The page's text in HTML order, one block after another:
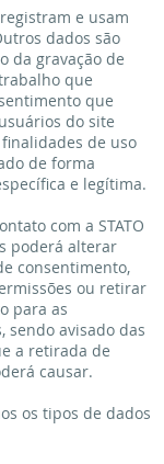
e usam
dados são
da gravação de
que
que
do site
de uso
de forma
e legítima.
com a STATO
poderá alterar
consentimento,
ou retirar
para as
sendo avisado das
a retirada de
causar.
os tipos de dados